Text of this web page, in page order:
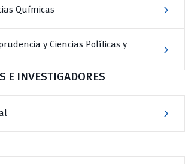
Químicas chevron_right
y Ciencias Políticas y
chevron_right
E INVESTIGADORES
chevron_right